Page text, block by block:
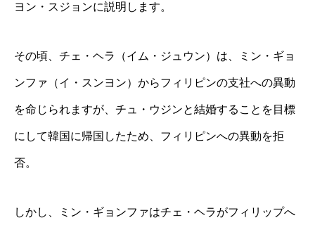
ヨン・スジョンに説明します。
その頃、チェ・ヘラ（イム・ジュウン）は、ミン・ギョ
ンファ（イ・スンヨン）からフィリピンの支社への異動
を命じられますが、チュ・ウジンと結婚することを目標
にして韓国に帰国したため、フィリピンへの異動を拒
否。
しかし、ミン・ギョンファはチェ・ヘラがフィリップへ